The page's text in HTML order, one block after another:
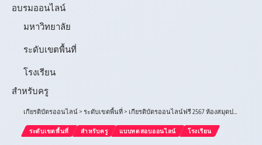
อบรมออนไลน์
มหาวิทยาลัย
ระดับเขตพื้นที่
โรงเรียน
สำหรับครู
เกียรติบัตรออนไลน์> ระดับเขตพื้นที่> เกียรติบัตรออนไลน์ฟรี 2567 ห้องสมุดประชาชน “เฉลิมราชกุมารี” อำเภอบ้านแพ้ว
ระดับเขตพื้นที่ สำหรับครู แบบทดสอบออนไลน์ โรงเรียน